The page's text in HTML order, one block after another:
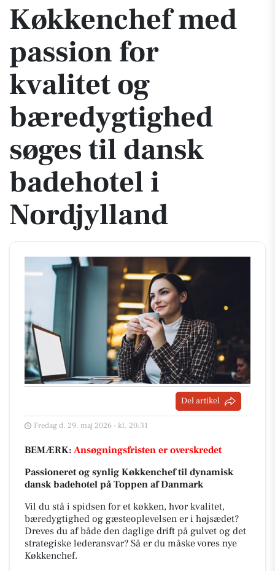
Køkkenchef med
passion for
kvalitet og
bæredygtighed
søges til dansk
badehotel i
Nordjylland
Del artikel
Fredag d. 29. maj 2026 - kl. 20:31
BEMÆRK: Ansøgningsfristen er overskredet
Passioneret og synlig Køkkenchef til dynamisk
dansk badehotel på Toppen af Danmark
Vil du stå i spidsen for et køkken, hvor kvalitet,
bæredygtighed og gæsteoplevelsen er i højsædet?
Dreves du af både den daglige drift på gulvet og det
strategiske lederansvar? Så er du måske vores nye
Køkkenchef.